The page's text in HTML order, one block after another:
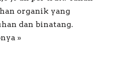
organik yang
dan binatang.
»